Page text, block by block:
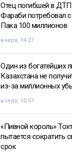
Отец погибшей в ДТП
Фараби потребовал
Пака 100 миллионов
вчера, 14:27
Один из богатейших
Казахстана не
из-за миллионных
вчера, 10:57
«Пивной король»
пытается сократить
срок